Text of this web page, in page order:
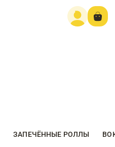
ЗАПЕЧЁННЫЕ РОЛЛЫ